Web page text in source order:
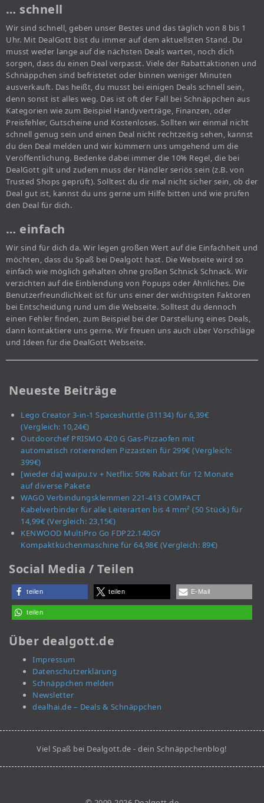
… schnell
Wir sind schnell, geben unser Bestes und das täglich von 8 bis 1
Uhr. Mit DealGott bist du immer auf dem aktuellsten Stand. Du
musst weder lange auf die nächsten Deals warten, noch dich
sorgen, dass du einen Deal verpasst. Viele der Rabattaktionen und
Schnäppchen sind befristetet oder binnen weniger Minuten
ausverkauft. Das heißt, du musst bei einigen Deals schnell sein,
denn sonst ist alles weg. Das ist oft der Fall bei Schnäppchen aus
Kategorien wie zum Beispiel Handyverträge, Finanzen, oder
Preisfehler, Gutscheine und Kostenloses. Sollten wir einmal nicht
schnell genug sein und einen Deal nicht rechtzeitig sehen, kannst
du den Deal melden und wir kümmern uns umgehend um die
Veröffentlichung. Bedenke dabei immer die 10% Regel, die bei
DealGott gilt und zudem muss der Händler seriös sein (z.B. von
Trusted Shops geprüft). Solltest du dir mal nicht sicher sein, ob der
Deal gut ist, kannst du uns gerne um Hilfe bitten und wie prüfen
den Deal für dich.
… einfach
Wir sind für dich da. Wir legen großen Wert auf die Einfachheit und
möchten, dass du Spaß bei Dealgott hast. Die Webseite wird so
einfach wie möglich gehalten ohne großen Schnick Schnack. Wir
verzichten auf die Einblendung von Popups oder Ähnliches. Die
Benutzerfreundlichkeit ist für uns einer der wichtigsten Faktoren
bei Entscheidung rund um die Webseite. Solltest du dennoch
einen Fehler finden, zum Beispiel bei der Darstellung eines Deals,
dann kontaktiere uns gerne. Wir freuen uns auch über Vorschläge
und Ideen für die DealGott Webseite.
Neueste Beiträge
Lego Creator 3-in-1 Spaceshuttle (31134) für 6,39€
(Vergleich: 10,24€)
Outdoorchef PRISMO 420 G Gas-Pizzaofen mit
automatisch rotierendem Pizzastein für 299€ (Vergleich:
399€)
[wieder da] waipu.tv + Netflix: 50% Rabatt für 12 Monate
auf diverse Pakete
WAGO Verbindungsklemmen 221-413 COMPACT
Kabelverbinder für alle Leiterarten bis 4 mm² (50 Stück) für
14,99€ (Vergleich: 23,15€)
KENWOOD MultiPro Go FDP22.140GY
Kompaktküchenmaschine für 64,98€ (Vergleich: 89€)
Social Media / Teilen
teilen teilen E-Mail
teilen
Über dealgott.de
Impressum
Datenschutzerklärung
Schnäppchen melden
Newsletter
dealhai.de – Deals & Schnäppchen
Viel Spaß bei Dealgott.de - dein Schnäppchenblog!